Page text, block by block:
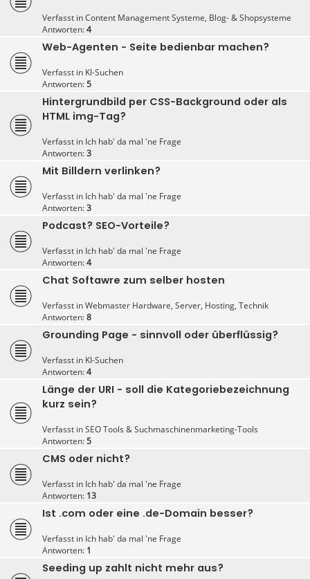
Verfasst inContent Management Systeme, Blog- & Shopsysteme
Antworten:4
Web-Agenten - Seite bedienbar machen?
Verfasst in KI-Suchen
Antworten:5
Hintergrundbild per CSS-Background oder als
HTML img-Tag?
Verfasst in Ich hab' da mal 'ne Frage
Antworten:3
Mit Billdern verlinken?
Verfasst in Ich hab' da mal 'ne Frage
Antworten:3
Podcast? SEO-Vorteile?
Verfasst in Ich hab' da mal 'ne Frage
Antworten:4
Chat Softawre zum selber hosten
Verfasst inWebmaster Hardware, Server, Hosting, Technik
Antworten:8
Grounding Page - sinnvoll oder überflüssig?
Verfasst in KI-Suchen
Antworten:4
Länge der URI - soll die Kategoriebezeichnung
kurz sein?
Verfasst inSEO Tools & Suchmaschinenmarketing-Tools
Antworten:5
CMS oder nicht?
Verfasst in Ich hab' da mal 'ne Frage
Antworten: 13
Ist .com oder eine .de-Domain besser?
Verfasst in Ich hab' da mal 'ne Frage
Antworten: 1
Seeding up zahlt nicht mehr aus?